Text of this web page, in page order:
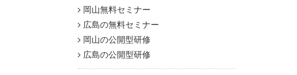
岡山無料セミナー
広島の無料セミナー
岡山の公開型研修
広島の公開型研修